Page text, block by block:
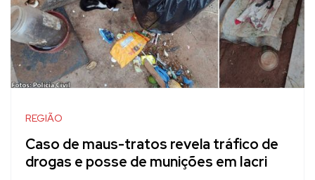
REGIÃO
Caso de maus-tratos revela tráfico de
drogas e posse de munições em Iacri